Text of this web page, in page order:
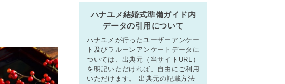
ハナユメ結婚式準備ガイド内
データの引用について
ハナユメが行ったユーザーアンケー
ト及びラルーンアンケートデータに
ついては、出典元（当サイトURL）
を明記いただければ、自由にご利用
いただけます。 出典元の記載方法